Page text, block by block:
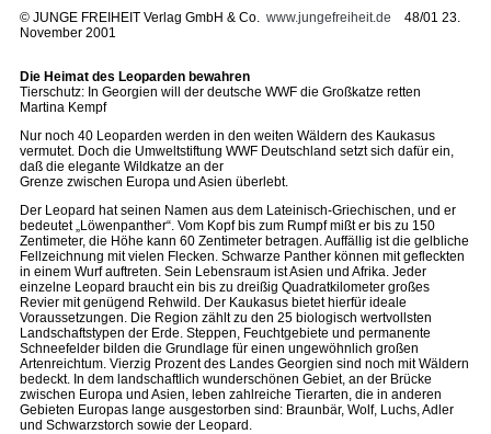
© JUNGE FREIHEIT Verlag GmbH & Co. www.jungefreiheit.de 48/01 23.
November 2001
Die Heimat des Leoparden bewahren
Tierschutz: In Georgien will der deutsche WWF die Großkatze retten
Martina Kempf
Nur noch 40 Leoparden werden in den weiten Wäldern des Kaukasus
vermutet. Doch die Umweltstiftung WWF Deutschland setzt sich dafür ein,
daß die elegante Wildkatze an der
Grenze zwischen Europa und Asien überlebt.
Der Leopard hat seinen Namen aus dem Lateinisch-Griechischen, und er
bedeutet „Löwenpanther“. Vom Kopf bis zum Rumpf mißt er bis zu 150
Zentimeter, die Höhe kann 60 Zentimeter betragen. Auffällig ist die gelbliche
Fellzeichnung mit vielen Flecken. Schwarze Panther können mit gefleckten
in einem Wurf auftreten. Sein Lebensraum ist Asien und Afrika. Jeder
einzelne Leopard braucht ein bis zu dreißig Quadratkilometer großes
Revier mit genügend Rehwild. Der Kaukasus bietet hierfür ideale
Voraussetzungen. Die Region zählt zu den 25 biologisch wertvollsten
Landschaftstypen der Erde. Steppen, Feuchtgebiete und permanente
Schneefelder bilden die Grundlage für einen ungewöhnlich großen
Artenreichtum. Vierzig Prozent des Landes Georgien sind noch mit Wäldern
bedeckt. In dem landschaftlich wunderschönen Gebiet, an der Brücke
zwischen Europa und Asien, leben zahlreiche Tierarten, die in anderen
Gebieten Europas lange ausgestorben sind: Braunbär, Wolf, Luchs, Adler
und Schwarzstorch sowie der Leopard.